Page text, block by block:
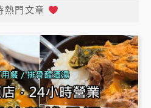
熱門文章